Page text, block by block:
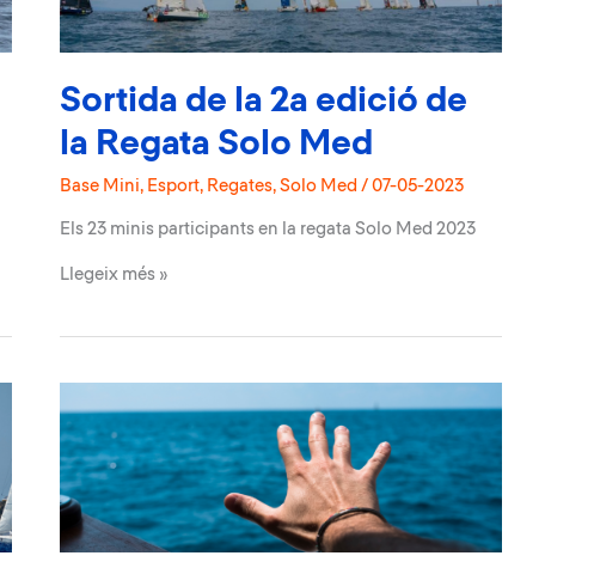
Sortida de la 2a edició de
la Regata Solo Med
Base Mini, Esport, Regates, Solo Med / 07-05-2023
Els 23 minis participants en la regata Solo Med 2023
Sortida
2a
de
Regata
Solo
Med
Llegeix més »